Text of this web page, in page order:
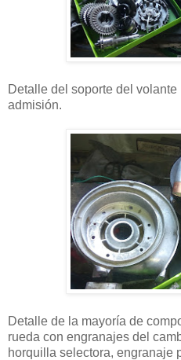
Detalle del soporte del
admisión.
Detalle de la mayoría de
rueda con engranajes del
horquilla selectora, engranaje